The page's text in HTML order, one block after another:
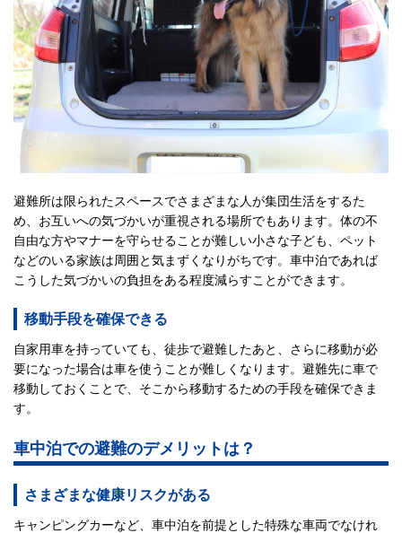
避難所は限られたスペースでさまざまな人が集団生活をするた
め、お互いへの気づかいが重視される場所でもあります。体の不
自由な方やマナーを守らせることが難しい小さな子ども、ペット
などのいる家族は周囲と気まずくなりがちです。車中泊であれば
こうした気づかいの負担をある程度減らすことができます。
移動手段を確保できる
自家用車を持っていても、徒歩で避難したあと、さらに移動が必
要になった場合は車を使うことが難しくなります。避難先に車で
移動しておくことで、そこから移動するための手段を確保できま
す。
車中泊での避難のデメリットは？
さまざまな健康リスクがある
キャンピングカーなど、車中泊を前提とした特殊な車両でなけれ